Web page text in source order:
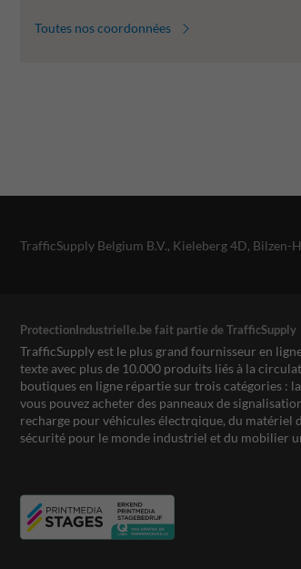
Toutes nos coordonnées
TrafficSupply Belgium B.V., Kieleberg 4D, Bilzen-
ProtectionIndustrielle.be fait partie de TrafficSupply
TrafficSupply est le plus grand fournisseur en
texte avec plus de 10.000 produits liés à la
boutiques en ligne répartie sur trois catégories :
vous pouvez acheter des panneaux de
recharge pour véhicules électrqique, du matériel
sécurité pour le monde industriel et du mobilier